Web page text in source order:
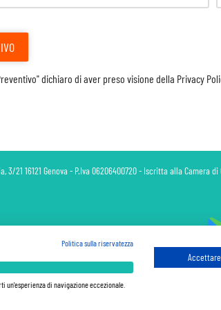
dichiaro di aver preso visione della Privacy
16121 Genova - P.Iva 06206400720 - Iscritta alla Camera di
dove espressamente indicato. I Prezzi si intendono "a partire da" e sono
Politica sulla riservatezza
di navigazione eccezionale.